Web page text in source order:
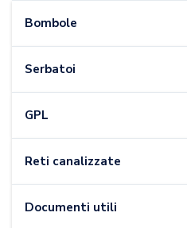
Bombole
Serbatoi
GPL
Reti canalizzate
Documenti utili